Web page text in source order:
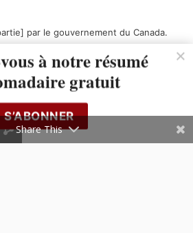
par le gouvernement du Canada.
à notre résumé
gratuit
S’ABONNER
Share This